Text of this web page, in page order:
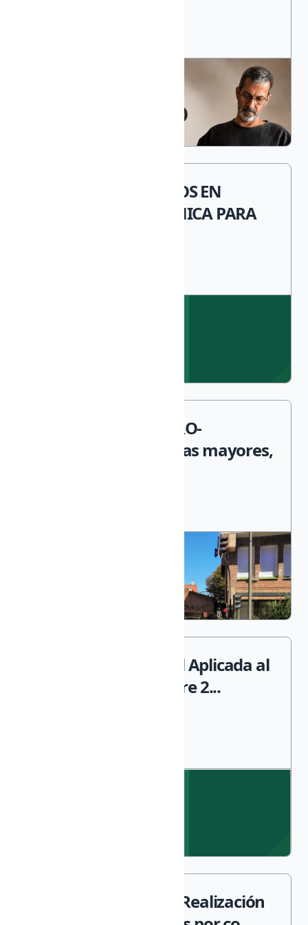
PROCESOS CREATIVOS EN
ALFARERÍA Y CERÁMICA PARA
ARTETERAPIA- BARRO-
COLECTIVOS Personas mayores,
Alfarería Tradicional Aplicada al
Aula. CRIE Noviembre 2...
Curso Avanzado de Realización